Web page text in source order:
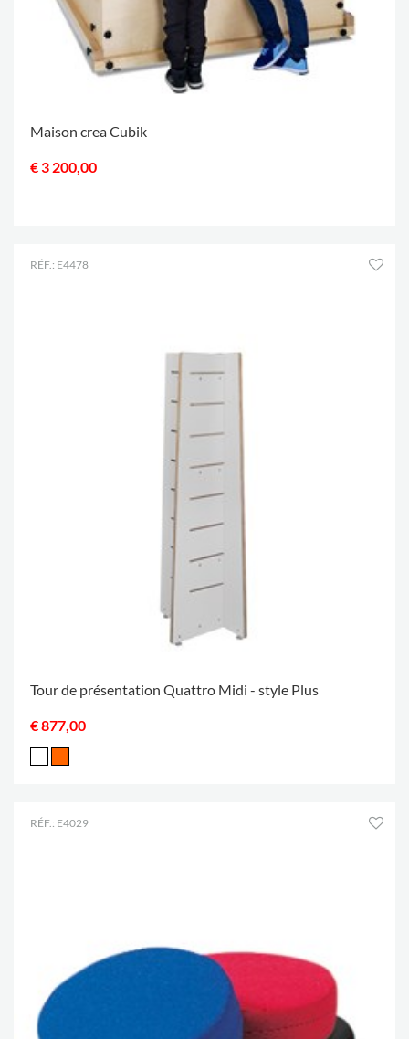
Maison crea Cubik
€ 3 200,00
RÉF.: E4478
Tour de présentation Quattro Midi - style Plus
€ 877,00
RÉF.: E4029